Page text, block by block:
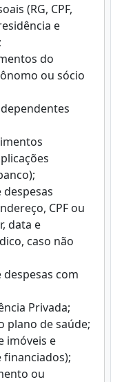
(RG, CPF,
e
do
ou sócio
CPF ou
data e
caso não
com
Privada;
plano de saúde;
imóveis e
financiados);
ou